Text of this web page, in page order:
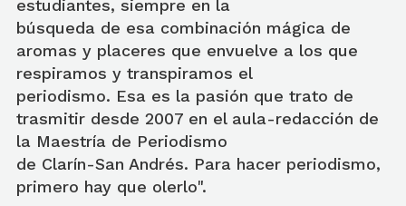
estudiantes, siempre en la
búsqueda de esa combinación mágica de
aromas y placeres que envuelve a los que
respiramos y transpiramos el
periodismo. Esa es la pasión que trato de
trasmitir desde 2007 en el aula-redacción de
la Maestría de Periodismo
de Clarín-San Andrés. Para hacer periodismo,
primero hay que olerlo".